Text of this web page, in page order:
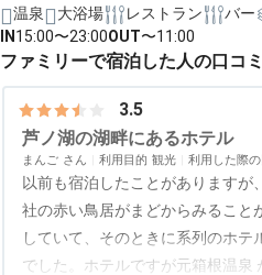
温泉 大浴場 レストラン バー
IN 15:00〜23:00OUT〜11:00
ファミリーで宿泊した人の口コミ
3.5
芦ノ湖の湖畔にあるホテル
まんご 利用目的 観光 利用した際
以前も宿泊したことがあります
社の赤い鳥居がまどからみること
していて、そのときに系列のホ
でした。ホテルですが元箱根温泉